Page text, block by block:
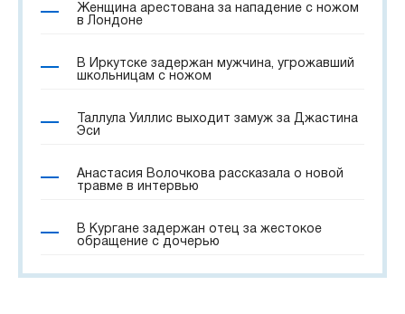
Женщина арестована за нападение с ножом
в Лондоне
В Иркутске задержан мужчина, угрожавший
школьницам с ножом
Таллула Уиллис выходит замуж за Джастина
Эси
Анастасия Волочкова рассказала о новой
травме в интервью
В Кургане задержан отец за жестокое
обращение с дочерью